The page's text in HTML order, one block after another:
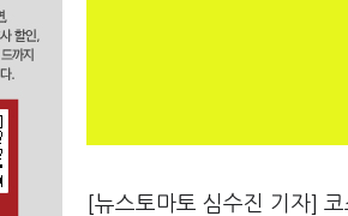
[뉴스토마토 심수진 기자]